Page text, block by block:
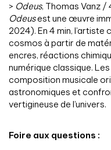
> Odeus, Thomas Vanz /
Odeusest une œuvre
2024). En 4 min, l’artiste
cosmos à partir de
encres, réactions
numérique classique.
composition musicale
astronomiques et
vertigineuse de l’univers.
Foire aux questions :